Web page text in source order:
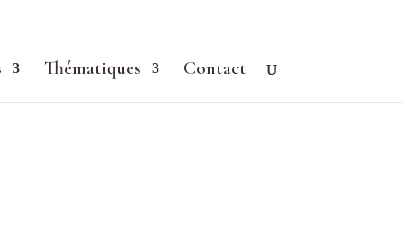
Thématiques Contact